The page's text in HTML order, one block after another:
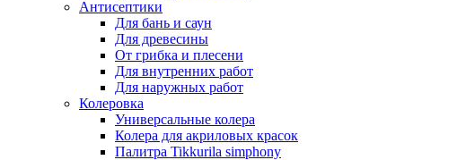
Антисептики
Для бань и саун
Для древесины
От грибка и плесени
Для внутренних работ
Для наружных работ
Колеровка
Универсальные колера
Колера для акриловых красок
Палитра Tikkurila simphony